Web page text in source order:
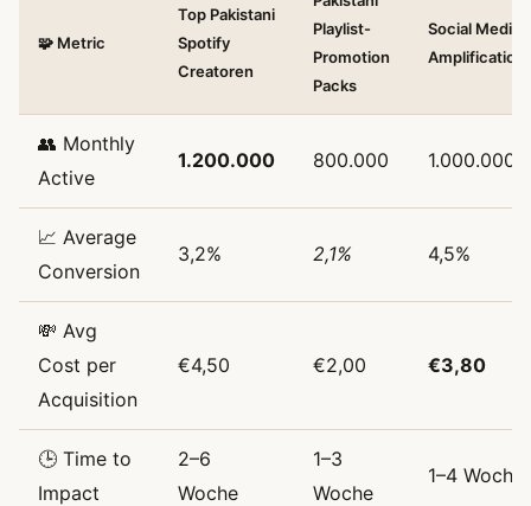
🧩 Metric
Top Pakistani
Spotify
Creatoren
Playlist-
Promotion
Packs
Social Media
Amplification
👥 Monthly
Active
1.200.000 800.000 1.000.000
📈 Average
Conversion
3,2% 2,1% 4,5%
💸 Avg
Cost per
Acquisition
€4,50 €2,00 €3,80
🕒 Time to
Impact
2–6
Woche
1–3
Woche
1–4 Woche